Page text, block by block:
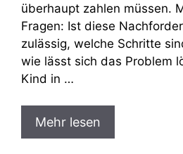
überhaupt zahlen müssen.
Fragen: Ist diese
zulässig, welche Schritte
wie lässt sich das Problem
Kind in …
Mehr lesen